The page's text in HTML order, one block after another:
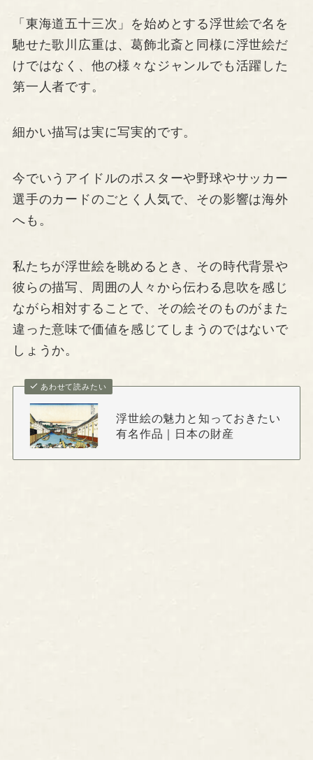
「東海道五十三次」を始めとする浮世絵で名を
馳せた歌川広重は、葛飾北斎と同様に浮世絵だ
けではなく、他の様々なジャンルでも活躍した
第一人者です。
細かい描写は実に写実的です。
今でいうアイドルのポスターや野球やサッカー
選手のカードのごとく人気で、その影響は海外
へも。
私たちが浮世絵を眺めるとき、その時代背景や
彼らの描写、周囲の人々から伝わる息吹を感じ
ながら相対することで、その絵そのものがまた
違った意味で価値を感じてしまうのではないで
しょうか。
あわせて読みたい
浮世絵の魅力と知っておきたい
有名作品｜日本の財産